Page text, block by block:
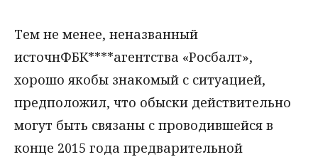
Тем не менее, неназванный
источнФБК****агентства «Росбалт»,
хорошо якобы знакомый с ситуацией,
предположил, что обыски действительно
могут быть связаны с проводившейся в
конце 2015 года предварительной